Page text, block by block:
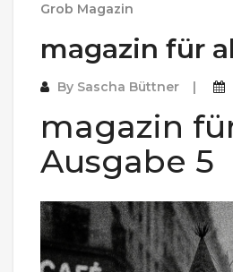
Grob Magazin
magazin für
By Sascha Büttner
magazin
Ausgabe 5